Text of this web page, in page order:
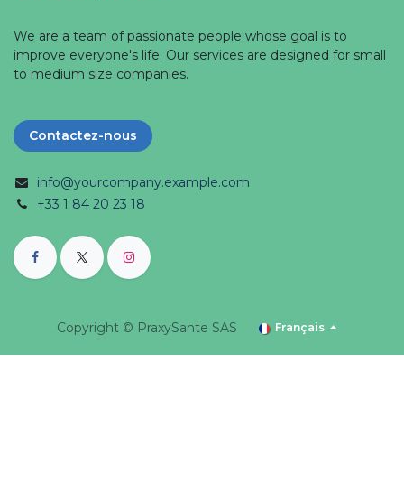
We are a team of passionate people whose goal is to
improve everyone's life. Our services are designed for small
to medium size companies.
Contactez-nous
info@yourcompany.example.com
+33 1 84 20 23 18
Copyright © PraxySante SAS Français